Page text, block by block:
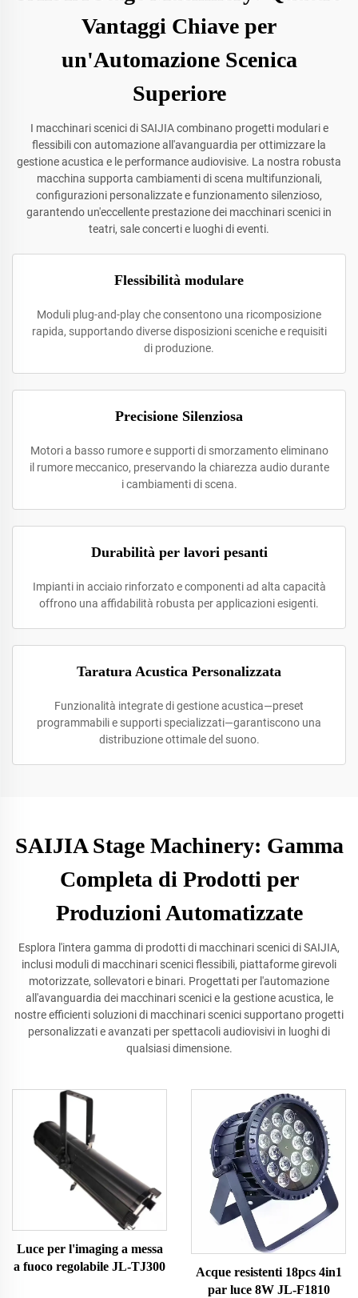
Vantaggi Chiave per
un'Automazione Scenica
Superiore
I macchinari scenici di SAIJIA combinano progetti modulari e
flessibili con automazione all'avanguardia per ottimizzare la
gestione acustica e le performance audiovisive. La nostra robusta
macchina supporta cambiamenti di scena multifunzionali,
configurazioni personalizzate e funzionamento silenzioso,
garantendo un'eccellente prestazione dei macchinari scenici in
teatri, sale concerti e luoghi di eventi.
Flessibilità modulare
Moduli plug-and-play che consentono una ricomposizione
rapida, supportando diverse disposizioni sceniche e requisiti
di produzione.
Precisione Silenziosa
Motori a basso rumore e supporti di smorzamento eliminano
il rumore meccanico, preservando la chiarezza audio durante
i cambiamenti di scena.
Durabilità per lavori pesanti
Impianti in acciaio rinforzato e componenti ad alta capacità
offrono una affidabilità robusta per applicazioni esigenti.
Taratura Acustica Personalizzata
Funzionalità integrate di gestione acustica—preset
programmabili e supporti specializzati—garantiscono una
distribuzione ottimale del suono.
SAIJIA Stage Machinery: Gamma
Completa di Prodotti per
Produzioni Automatizzate
Esplora l'intera gamma di prodotti di macchinari scenici di SAIJIA,
inclusi moduli di macchinari scenici flessibili, piattaforme girevoli
motorizzate, sollevatori e binari. Progettati per l'automazione
all'avanguardia dei macchinari scenici e la gestione acustica, le
nostre efficienti soluzioni di macchinari scenici supportano progetti
personalizzati e avanzati per spettacoli audiovisivi in luoghi di
qualsiasi dimensione.
Luce per l'imaging a messa
a fuoco regolabile JL-TJ300
Acque resistenti 18pcs 4in1
par luce 8W JL-F1810